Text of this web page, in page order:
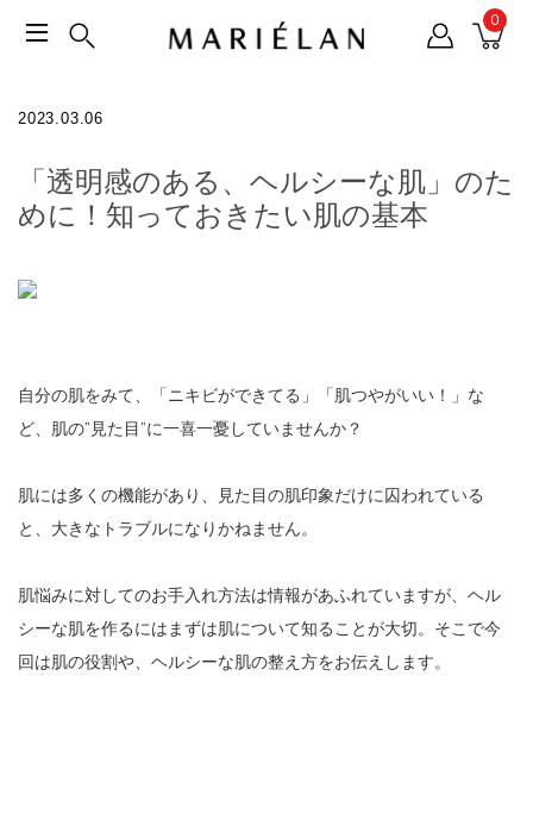
0
2023.03.06
「透明感のある、ヘルシーな肌」のた
めに！知っておきたい肌の基本
自分の肌をみて、「ニキビができてる」「肌つやがいい！」な
ど、肌の”見た目”に一喜一憂していませんか？
肌には多くの機能があり、見た目の肌印象だけに囚われている
と、大きなトラブルになりかねません。
肌悩みに対してのお手入れ方法は情報があふれていますが、ヘル
シーな肌を作るにはまずは肌について知ることが大切。そこで今
回は肌の役割や、ヘルシーな肌の整え方をお伝えします。